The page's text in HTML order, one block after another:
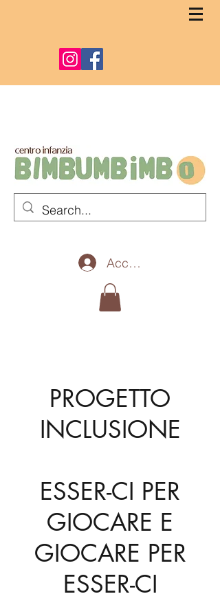
Accedi
PROGETTO
INCLUSIONE
ESSER-CI PER
GIOCARE E
GIOCARE PER
ESSER-CI